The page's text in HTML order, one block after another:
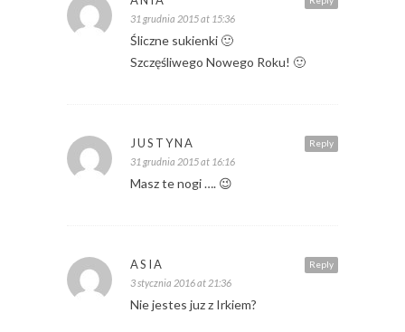
31 grudnia 2015 at 15:36
Śliczne sukienki 🙂
Szczęśliwego Nowego Roku! 🙂
Reply
JUSTYNA
31 grudnia 2015 at 16:16
Masz te nogi …. 😉
Reply
ASIA
3 stycznia 2016 at 21:36
Nie jestes juz z Irkiem?